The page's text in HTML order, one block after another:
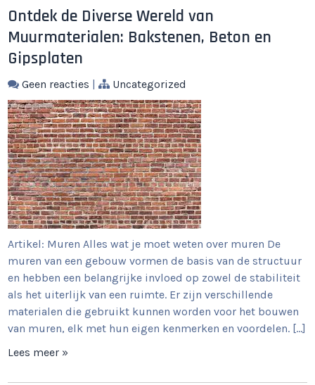
Ontdek de Diverse Wereld van
Muurmaterialen: Bakstenen, Beton en
Gipsplaten
Geen reacties | Uncategorized
Artikel: Muren Alles wat je moet weten over muren De
muren van een gebouw vormen de basis van de structuur
en hebben een belangrijke invloed op zowel de stabiliteit
als het uiterlijk van een ruimte. Er zijn verschillende
materialen die gebruikt kunnen worden voor het bouwen
van muren, elk met hun eigen kenmerken en voordelen. […]
Lees meer »